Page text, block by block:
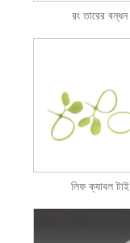
রং তারের বন্ধন
লিফ ক্যাবল টাই